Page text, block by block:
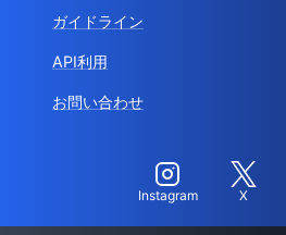
ガイドライン
API利用
お問い合わせ
Instagram X